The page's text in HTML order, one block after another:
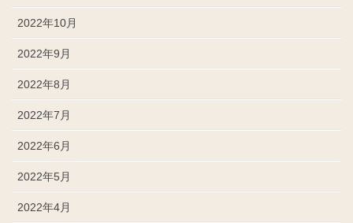
2022年10月
2022年9月
2022年8月
2022年7月
2022年6月
2022年5月
2022年4月